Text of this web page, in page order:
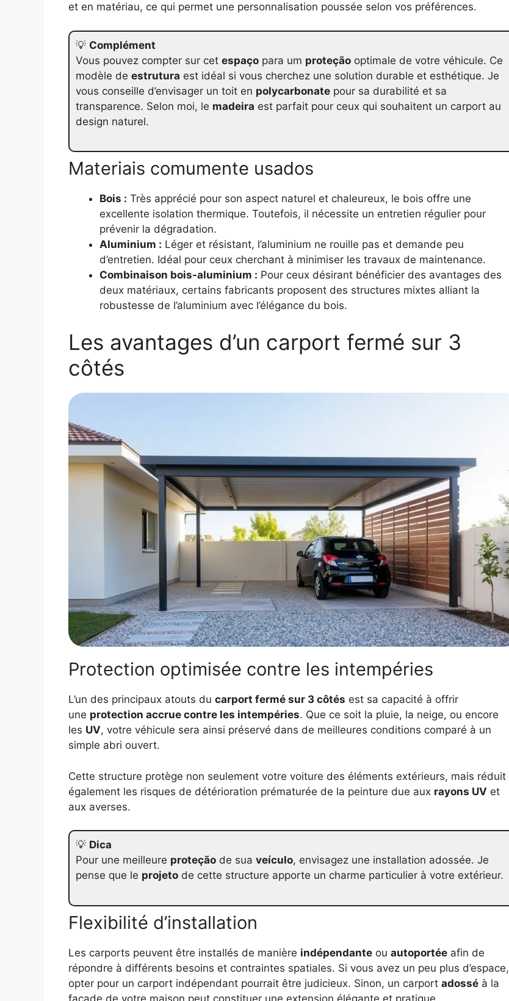
et en matériau, ce qui permet une personnalisation poussée selon vos préférences.
💡 Complément
Vous pouvez compter sur cet espaço para um proteção optimale de votre véhicule. Ce
modèle de estrutura est idéal si vous cherchez une solution durable et esthétique. Je
vous conseille d’envisager un toit en polycarbonate pour sa durabilité et sa
transparence. Selon moi, le madeira est parfait pour ceux qui souhaitent un carport au
design naturel.
Materiais comumente usados
Bois : Très apprécié pour son aspect naturel et chaleureux, le bois offre une
excellente isolation thermique. Toutefois, il nécessite un entretien régulier pour
prévenir la dégradation.
Aluminium : Léger et résistant, l’aluminium ne rouille pas et demande peu
d’entretien. Idéal pour ceux cherchant à minimiser les travaux de maintenance.
Combinaison bois-aluminium : Pour ceux désirant bénéficier des avantages des
deux matériaux, certains fabricants proposent des structures mixtes alliant la
robustesse de l’aluminium avec l’élégance du bois.
Les avantages d’un carport fermé sur 3
côtés
Protection optimisée contre les intempéries
L’un des principaux atouts du carport fermé sur 3 côtés est sa capacité à offrir
une protection accrue contre les intempéries. Que ce soit la pluie, la neige, ou encore
les UV, votre véhicule sera ainsi préservé dans de meilleures conditions comparé à un
simple abri ouvert.
Cette structure protège non seulement votre voiture des éléments extérieurs, mais réduit
également les risques de détérioration prématurée de la peinture due aux rayons UV et
aux averses.
💡 Dica
Pour une meilleure proteção de sua veículo, envisagez une installation adossée. Je
pense que le projeto de cette structure apporte un charme particulier à votre extérieur.
Flexibilité d’installation
Les carports peuvent être installés de manière indépendante ou autoportée afin de
répondre à différents besoins et contraintes spatiales. Si vous avez un peu plus d’espace,
opter pour un carport indépendant pourrait être judicieux. Sinon, un carport adossé à la
façade de votre maison peut constituer une extension élégante et pratique.